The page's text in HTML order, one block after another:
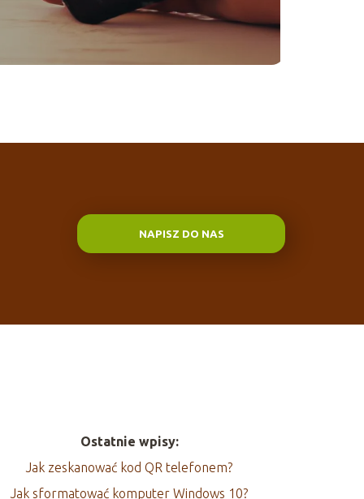
NAPISZ DO NAS
Ostatnie wpisy:
Jak zeskanować kod QR telefonem?
Jak sformatować komputer Windows 10?